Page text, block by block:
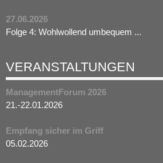
27.06.2026
Folge 4: Wohlwollend umbequem ...
VERANSTALTUNGEN
ManagementForum 2026
21.-22.01.2026
Empfang sicher im Griff
05.02.2026